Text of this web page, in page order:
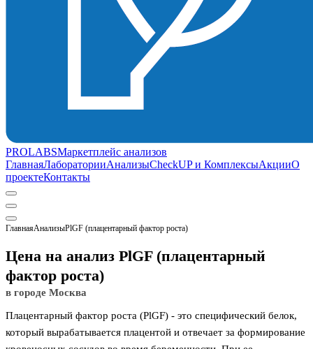
PROLABSМаркетплейс анализов
ГлавнаяЛабораторииАнализыCheckUP и КомплексыАкцииО
проектеКонтакты
ГлавнаяАнализыPlGF (плацентарный фактор роста)
Цена на анализ PlGF (плацентарный
фактор роста)
в городе Москва
Плацентарный фактор роста (PlGF) - это специфический белок,
который вырабатывается плацентой и отвечает за формирование